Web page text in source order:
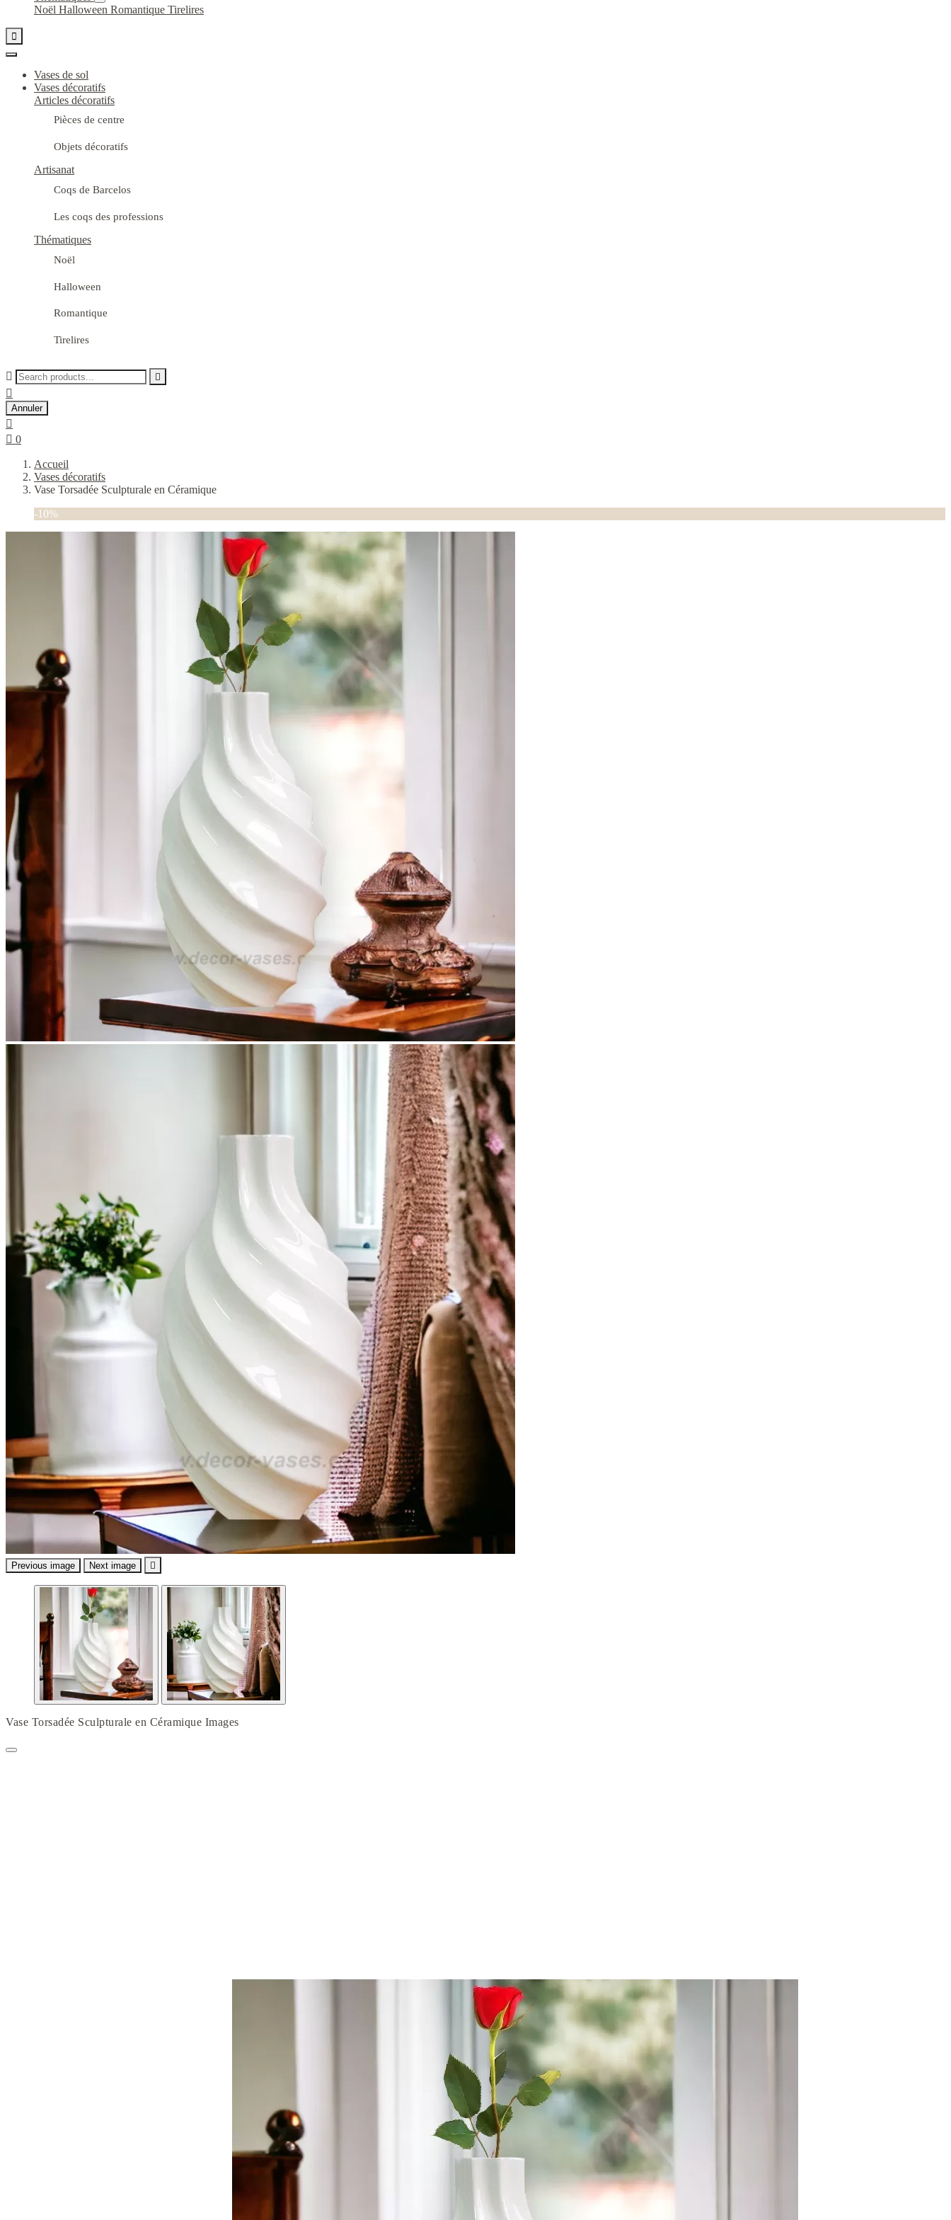
Noël Halloween Romantique Tirelires

Vases de sol
Vases décoratifs
Articles décoratifs
Pièces de centre
Objets décoratifs
Artisanat
Coqs de Barcelos
Les coqs des professions
Thématiques
Noël
Halloween
Romantique
Tirelires
 

Annuler

 0
Accueil
Vases décoratifs
Vase Torsadée Sculpturale en Céramique
-10%
Previous image Next image 
Vase Torsadée Sculpturale en Céramique Images